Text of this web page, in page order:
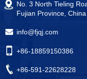
No. 3 North Tieling
Fujian Province, China
info@fjqj.com
+86-18859150386
+86-591-22628228